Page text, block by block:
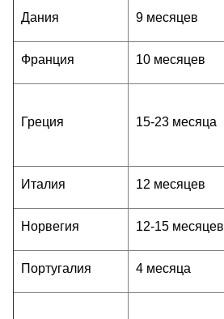
Дания 9 месяцев
Франция 10 месяцев
Греция 15-23 месяца
Италия 12 месяцев
Норвегия 12-15 месяцев
Португалия 4 месяца